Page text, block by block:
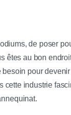
de poser
êtes au bon
pour
cette industrie